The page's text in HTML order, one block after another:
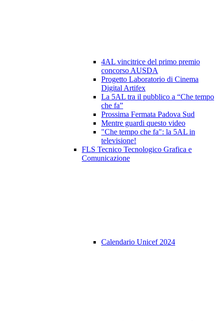
4AL vincitrice del primo premio
concorso AUSDA
Progetto Laboratorio di Cinema
Digital Artifex
La 5AL tra il pubblico a “Che tempo
che fa”
Prossima Fermata Padova Sud
Mentre guardi questo video
"Che tempo che fa": la 5AL in
televisione!
FLS Tecnico Tecnologico Grafica e
Comunicazione
Calendario Unicef 2024